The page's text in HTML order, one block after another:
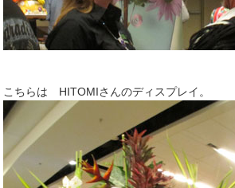
こちらは HITOMIさんのディスプレイ。